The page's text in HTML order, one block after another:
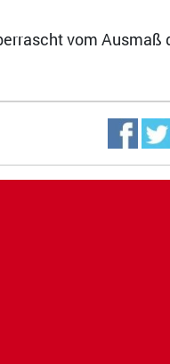
vom